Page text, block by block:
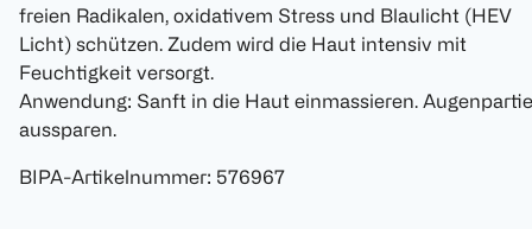
freien Radikalen, oxidativem Stress und Blaulicht (HEV
Licht) schützen. Zudem wird die Haut intensiv mit
Feuchtigkeit versorgt.
Anwendung: Sanft in die Haut einmassieren. Augenpartie
aussparen.
BIPA-Artikelnummer: 576967